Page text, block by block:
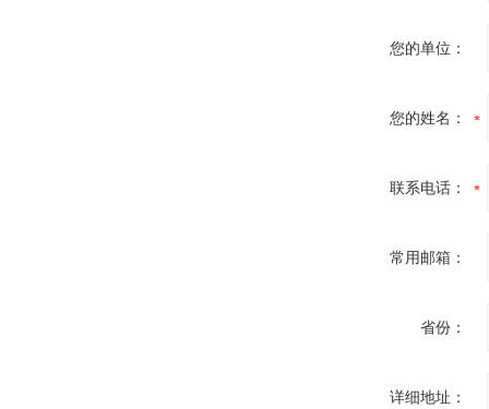
您的单位：
您的姓名：
联系电话：
常用邮箱：
省份：
详细地址：